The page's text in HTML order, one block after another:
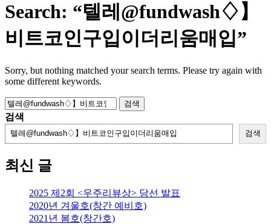
Search: “텔레@fundwash♢】
비트코인구입이더리움매입”
Sorry, but nothing matched your search terms. Please try again with
some different keywords.
검
색:
검색
검색
최신 글
2025 제2회 <우주리뷰상> 당선 발표
2020년 겨울호(창간 예비호)
2021년 봄호(창간호)